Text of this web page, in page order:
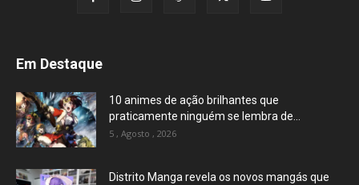
Em Destaque
10 animes de ação brilhantes que
praticamente ninguém se lembra de...
5 , Agosto , 2026
Distrito Manga revela os novos mangás que